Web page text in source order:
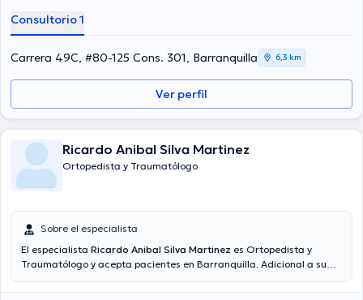
desempeñado como miembro de diversas asociaciones médicas.
Jose Jimenez Becerra ha colaborado en considerables conferencias
con el objetivo de tener una formación continua en su disciplina de
especialización y ha difundido numerosos comunicados. Es
importante resaltar que, el médico puede hablar en Español.
Consultorio 1
Carrera 49C, #80-125 Cons. 301, Barranquilla 6,3 km
Ver perfil
Ricardo Anibal Silva Martinez
Ortopedista y Traumatólogo
Sobre el especialista
El especialista Ricardo Anibal Silva Martinez es Ortopedista y
Traumatólogo y acepta pacientes en Barranquilla. Adicional a su
su área de especialidad. El Dr. cuenta con muchos años de